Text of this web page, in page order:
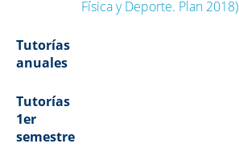
Física y Deporte. Plan 2018)
Tutorías
anuales
Tutorías
1er
semestre